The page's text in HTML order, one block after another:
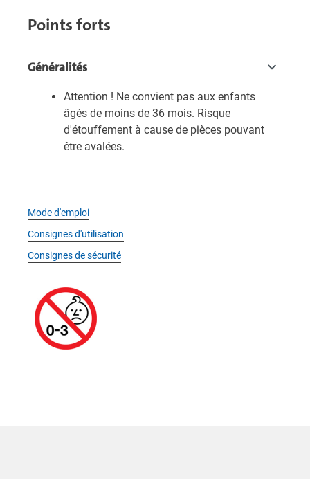
Points forts
Généralités
Attention ! Ne convient pas aux enfants
âgés de moins de 36 mois. Risque
d'étouffement à cause de pièces pouvant
être avalées.
Mode d'emploi
Consignes d'utilisation
Consignes de sécurité